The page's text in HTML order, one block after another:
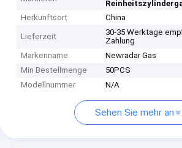
Herkunftsort
China
Lieferzeit
30-35 Werktage
Zahlung
Markenname
Newradar Gas
Min Bestellmenge
50PCS
Modellnummer
N/A
Sehen Sie mehr an